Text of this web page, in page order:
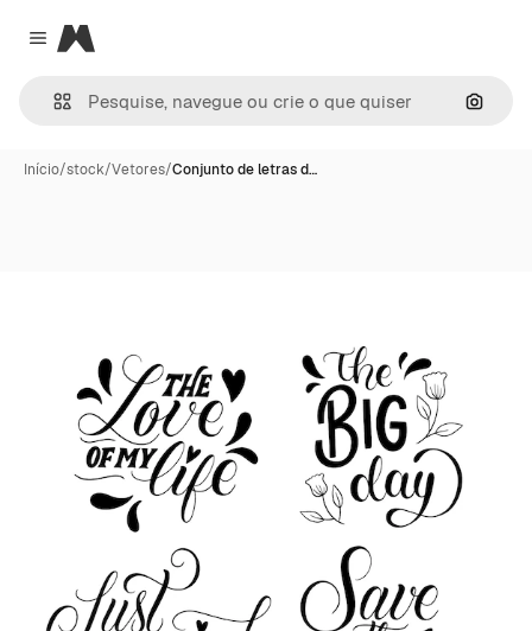
Close menu
Magnific
Início/stock/Vetores/Conjunto de letras d…